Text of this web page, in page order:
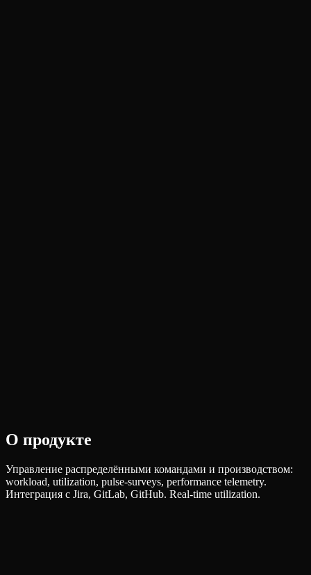
О продукте
Управление распределёнными командами и производством:
workload, utilization, pulse-surveys, performance telemetry.
Интеграция с Jira, GitLab, GitHub. Real-time utilization.